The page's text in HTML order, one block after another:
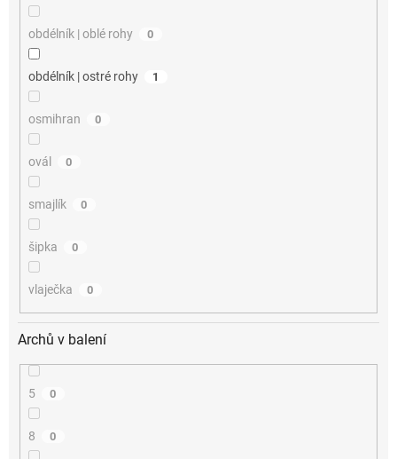
obdélník | oblé rohy 0
obdélník | ostré rohy 1
osmihran 0
ovál 0
smajlík 0
šipka 0
vlaječka 0
Archů v balení
5 0
8 0